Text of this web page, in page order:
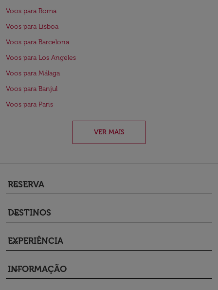
Voos para Roma
Voos para Lisboa
Voos para Barcelona
Voos para Los Angeles
Voos para Málaga
Voos para Banjul
Voos para Paris
VER MAIS
RESERVA
keyboard_arrow_down
DESTINOS
keyboard_arrow_down
EXPERIÊNCIA
keyboard_arrow_down
INFORMAÇÃO
keyboard_arrow_down